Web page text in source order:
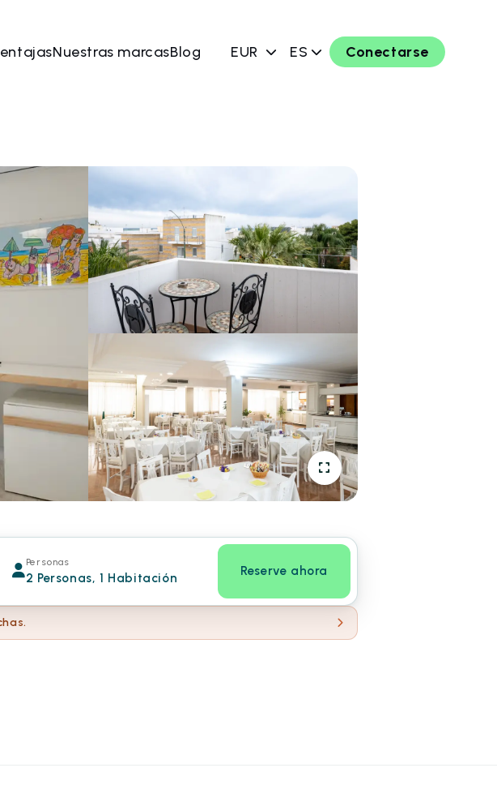
Nuestras marcasBlog EUR ES Conectarse
Personas
2 Personas, 1 Habitación Reserve ahora